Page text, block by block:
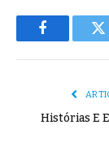
Facebook
Histórias E